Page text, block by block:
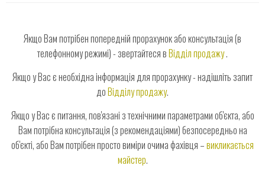
Якщо Вам потрібен попередній прорахунок або консультація (в
телефонному режимі) - звертайтеся вВідділ продажу.
Якщо у Вас є необхідна інформація для прорахунку - надішліть запит
доВідділу продажу.
Якщо у Вас є питання, пов'язані з технічними параметрами об'єкта, або
Вам потрібна консультація (з рекомендаціями) безпосередньо на
об'єкті, або Вам потрібен просто виміри очима фахівця –викликається
майстер.